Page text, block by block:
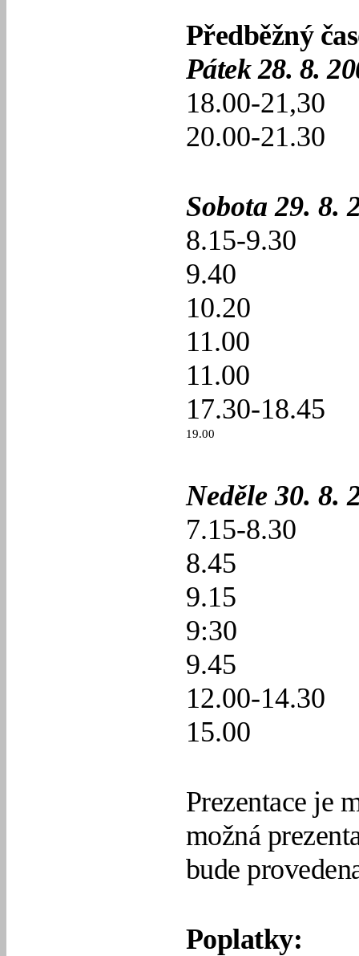
Předběžný
Pátek 28. 8.
18.00-21,30
20.00-21.30
Sobota 29. 8.
8.15-9.30
9.40
10.20
11.00
11.00
17.30-18.45
19.00
Neděle 30. 8.
7.15-8.30
8.45
9.15
9:30
9.45
12.00-14.30
15.00
Prezentace je
možná
bude
Poplatky: